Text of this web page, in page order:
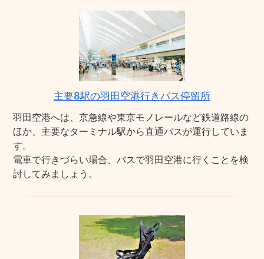
主要8駅の羽田空港行きバス停留所
羽田空港へは、京急線や東京モノレールなど鉄道路線の
ほか、主要なターミナル駅から直通バスが運行していま
す。
電車で行きづらい場合、バスで羽田空港に行くことを検
討してみましょう。